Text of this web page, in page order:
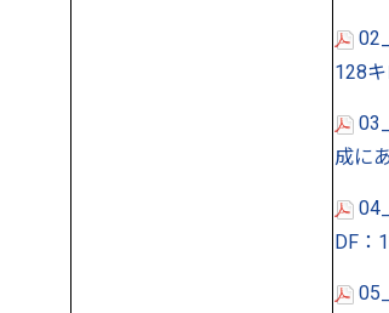
128
成に
DF：